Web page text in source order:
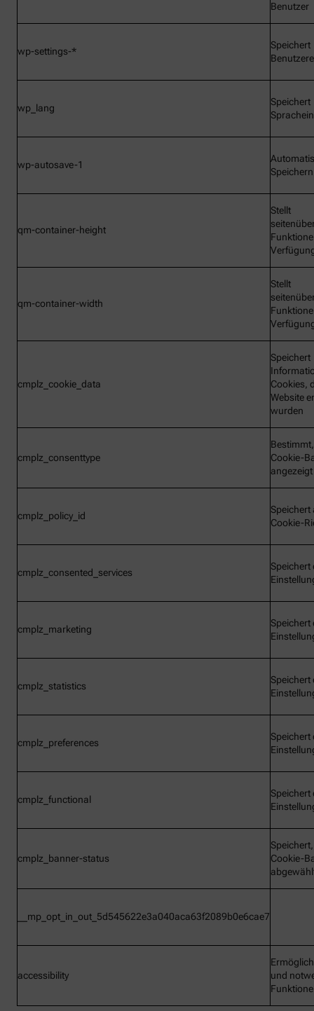
Benutzer
wp-settings-*
Speichert
wp_lang
Speichert
wp-autosave-1
Speichern
qm-container-height
Stellt
qm-container-width
Stellt
cmplz_cookie_data
Speichert
Cookies,
Website
wurden
cmplz_consenttype
Cookie-
cmplz_policy_id
Speichert
Cookie-
cmplz_consented_services
Speichert
cmplz_marketing
Speichert
cmplz_statistics
Speichert
cmplz_preferences
Speichert
cmplz_functional
Speichert
cmplz_banner-status
Cookie-
__mp_opt_in_out_5d545622e3a040aca63f2089b0e6cae7
accessibility
und